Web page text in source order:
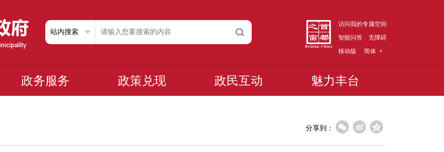
访问我的专属空间
智能问答
无障碍
移动版
简体
政务服务 政策兑现 政民互动 魅力丰台
分享到：